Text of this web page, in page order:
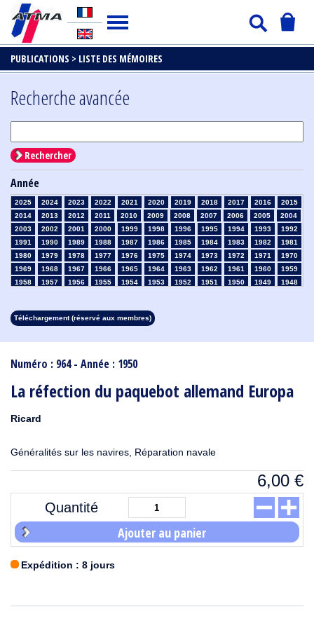
PUBLICATIONS > LISTE DES MÉMOIRES
Numéro : 964 - Année : 1950
La réfection du paquebot allemand Europa
Ricard
Généralités sur les navires, Réparation navale
6,00 €
Quantité
Ajouter au panier
Expédition : 8 jours
Recherche avancée
Rechercher
Année
2025 2024 2023 2022 2021 2020 2019 2018 2017 2016
2015
2014
2013 2012 2011 2010 2009 2008 2007 2006 2005
2004
2003
2002 2001 2000 1999 1998 1996 1995 1994 1993
1992
1991
1990 1989 1988 1987 1986 1985 1984 1983 1982
1981
1980
1979 1978 1977 1976 1975 1974 1973 1972 1971
1970
1969
1968 1967 1966 1965 1964 1963 1962 1961 1960
1959
1958
1957 1956 1955 1954 1953 1952 1951 1950 1949
1948
1913
1912 1911 1910 1909 1908
Téléchargement (réservé aux membres)